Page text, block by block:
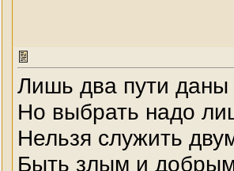
Лишь два пути
Но выбрать надо
Нельзя служить
Быть злым и